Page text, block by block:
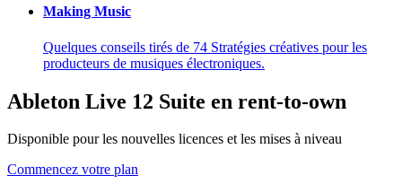
Making Music
Quelques conseils tirés de 74 Stratégies créatives pour les
producteurs de musiques électroniques.
Ableton Live 12 Suite en rent-to-own
Disponible pour les nouvelles licences et les mises à niveau
Commencez votre plan